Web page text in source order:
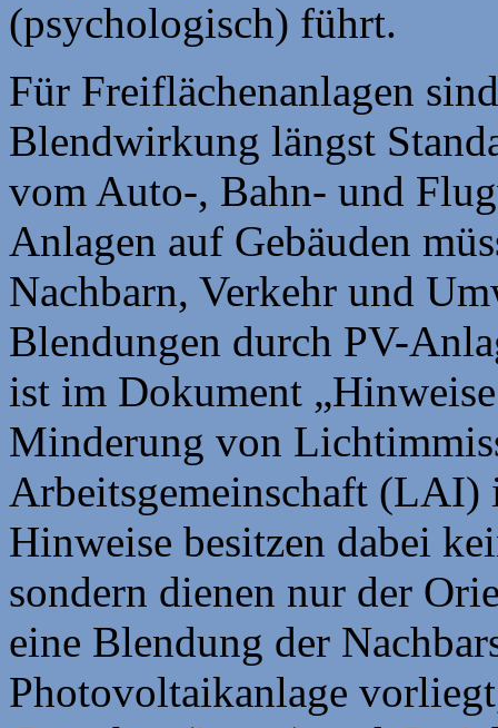
(psychologisch) führt.
Für Freiflächenanlagen
Blendwirkung längst
vom Auto-, Bahn- und
Anlagen auf Gebäuden
Nachbarn, Verkehr und
Blendungen durch PV-
ist im Dokument
Minderung von
Arbeitsgemeinschaft (LAI)
Hinweise besitzen dabei
sondern dienen nur der
eine Blendung der
Photovoltaikanlage